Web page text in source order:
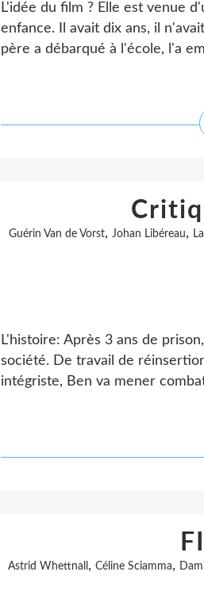
L'idée du film ? Elle est venue
enfance. Il avait dix ans, il
père a débarqué à l'école, l'a
Guérin Van de Vorst, Johan Libéreau,
L'histoire: Après 3 ans de
société. De travail de
intégriste, Ben va mener
Astrid Whettnall , Céline Sciamma,